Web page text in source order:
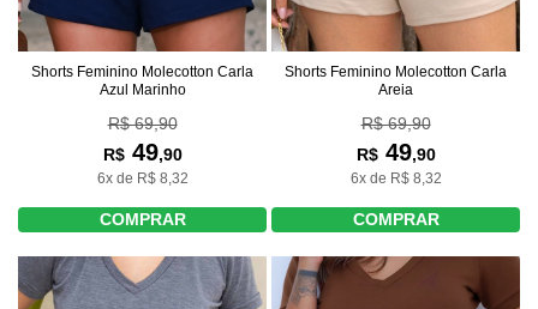
Shorts Feminino Molecotton Carla
Azul Marinho
R$ 69,90
R$49,90
6x de R$ 8,32
COMPRAR
Shorts Feminino Molecotton Carla
Areia
R$ 69,90
R$49,90
6x de R$ 8,32
COMPRAR